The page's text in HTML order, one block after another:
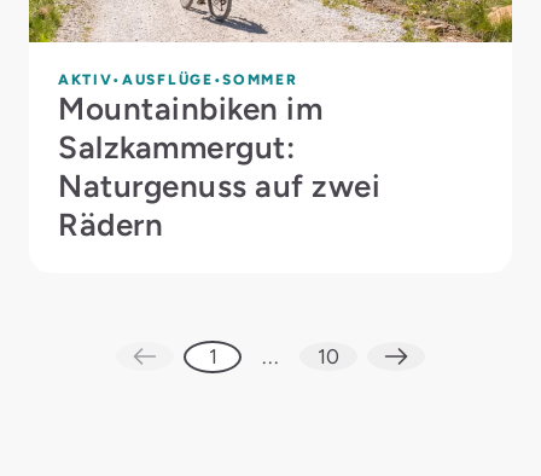
AKTIV AUSFLÜGE SOMMER
Mountainbiken im
Salzkammergut:
Naturgenuss auf zwei
Rädern
1 ... 10